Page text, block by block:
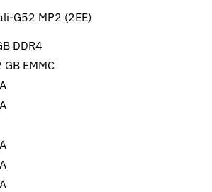
G52 MP2 (2EE)
DDR4
GB EMMC